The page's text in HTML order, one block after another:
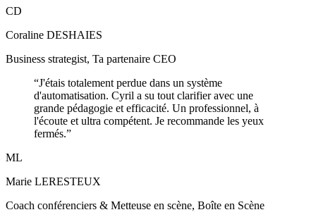
CD
Coraline DESHAIES
Business strategist, Ta partenaire CEO
“J'étais totalement perdue dans un système
d'automatisation. Cyril a su tout clarifier avec une
grande pédagogie et efficacité. Un professionnel, à
l'écoute et ultra compétent. Je recommande les yeux
fermés.”
ML
Marie LERESTEUX
Coach conférenciers & Metteuse en scène, Boîte en Scène